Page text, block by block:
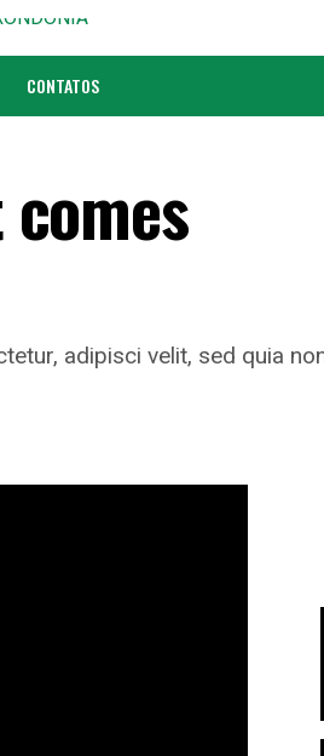
CONTATOS
adipisci velit, sed quia